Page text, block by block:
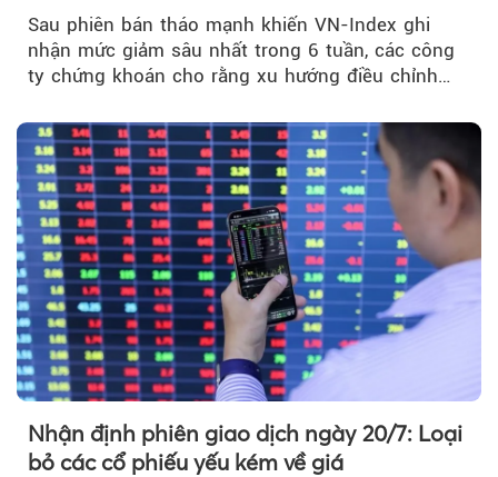
Sau phiên bán tháo mạnh khiến VN-Index ghi
nhận mức giảm sâu nhất trong 6 tuần, các công
ty chứng khoán cho rằng xu hướng điều chỉnh
Nhận định phiên giao dịch ngày 20/7: Loại
bỏ các cổ phiếu yếu kém về giá